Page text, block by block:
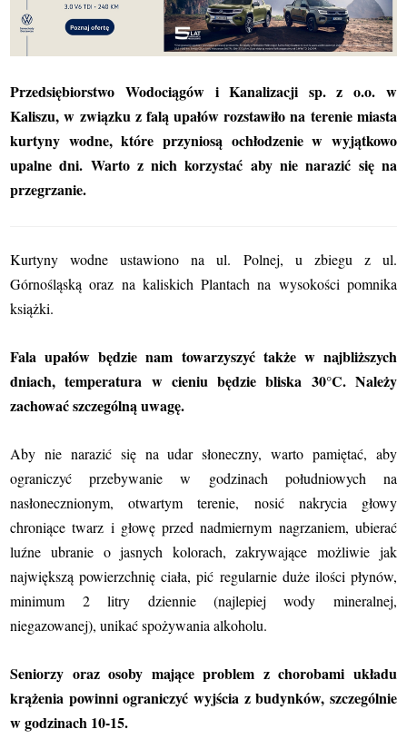
Przedsiębiorstwo Wodociągów i Kanalizacji sp. z o.o. w
Kaliszu, w związku z falą upałów rozstawiło na terenie miasta
kurtyny wodne, które przyniosą ochłodzenie w wyjątkowo
upalne dni. Warto z nich korzystać aby nie narazić się na
przegrzanie.
Kurtyny wodne ustawiono na ul. Polnej, u zbiegu z ul.
Górnośląską oraz na kaliskich Plantach na wysokości pomnika
książki.
Fala upałów będzie nam towarzyszyć także w najbliższych
dniach, temperatura w cieniu będzie bliska 30°C. Należy
zachować szczególną uwagę.
Aby nie narazić się na udar słoneczny, warto pamiętać, aby
ograniczyć przebywanie w godzinach południowych na
nasłonecznionym, otwartym terenie, nosić nakrycia głowy
chroniące twarz i głowę przed nadmiernym nagrzaniem, ubierać
luźne ubranie o jasnych kolorach, zakrywające możliwie jak
największą powierzchnię ciała, pić regularnie duże ilości płynów,
minimum 2 litry dziennie (najlepiej wody mineralnej,
niegazowanej), unikać spożywania alkoholu.
Seniorzy oraz osoby mające problem z chorobami układu
krążenia powinni ograniczyć wyjścia z budynków, szczególnie
w godzinach 10-15.